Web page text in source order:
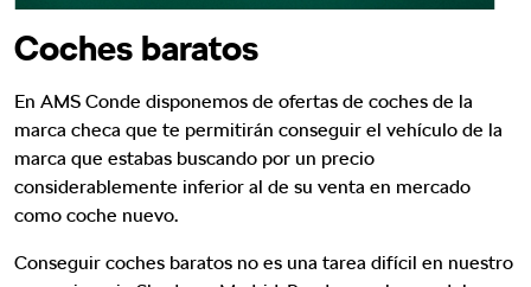
Coches baratos
En AMS Conde disponemos de ofertas de coches de la
marca checa que te permitirán conseguir el vehículo de la
marca que estabas buscando por un precio
considerablemente inferior al de su venta en mercado
como coche nuevo.
Conseguir coches baratos no es una tarea difícil en nuestro